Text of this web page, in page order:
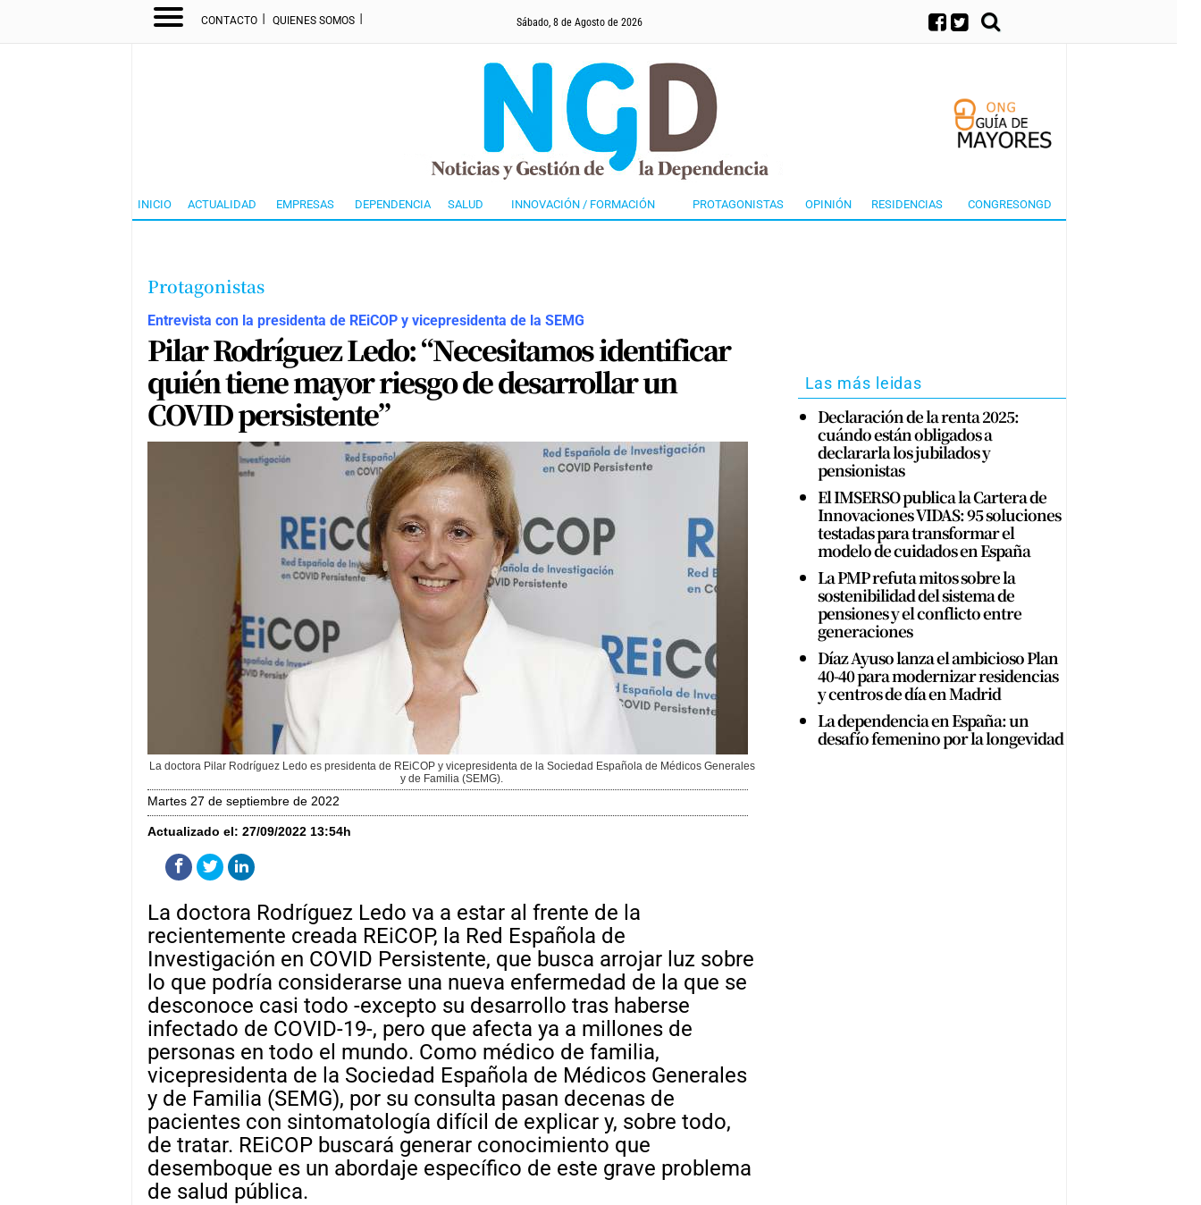
CONTACTO I QUIENES SOMOS I Sábado, 8 de Agosto de 2026
INICIO ACTUALIDAD EMPRESAS DEPENDENCIA SALUD INNOVACIÓN / FORMACIÓN PROTAGONISTAS OPINIÓN RESIDENCIAS CONGRESONGD
Protagonistas
Entrevista con la presidenta de REiCOP y vicepresidenta de la SEMG
Pilar Rodríguez Ledo: “Necesitamos identificar
quién tiene mayor riesgo de desarrollar un
COVID persistente”
La doctora Pilar Rodríguez Ledo es presidenta de REiCOP y vicepresidenta de la Sociedad Española de Médicos Generales
y de Familia (SEMG).
martes 27 de septiembre de 2022
Actualizado el: 27/09/2022 13:54h
La doctora Rodríguez Ledo va a estar al frente de la
recientemente creada REiCOP, la Red Española de
Investigación en COVID Persistente, que busca arrojar luz sobre
lo que podría considerarse una nueva enfermedad de la que se
desconoce casi todo -excepto su desarrollo tras haberse
infectado de COVID-19-, pero que afecta ya a millones de
personas en todo el mundo. Como médico de familia,
vicepresidenta de la Sociedad Española de Médicos Generales
y de Familia (SEMG), por su consulta pasan decenas de
pacientes con sintomatología difícil de explicar y, sobre todo,
de tratar. REiCOP buscará generar conocimiento que
desemboque es un abordaje específico de este grave problema
de salud pública.
Las más leidas
Declaración de la renta 2025:
cuándo están obligados a
declararla los jubilados y
pensionistas
El IMSERSO publica la Cartera de
Innovaciones VIDAS: 95 soluciones
testadas para transformar el
modelo de cuidados en España
La PMP refuta mitos sobre la
sostenibilidad del sistema de
pensiones y el conflicto entre
generaciones
Díaz Ayuso lanza el ambicioso Plan
40-40 para modernizar residencias
y centros de día en Madrid
La dependencia en España: un
desafío femenino por la longevidad